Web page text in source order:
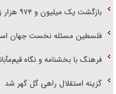
بازگشت یک میلیون و ۹۷۴ هزار زائر اربعین به کشور
فلسطین مسئله نخست جهان
فرهنگ با بخشنامه و نگاه
گزینه استقلال راهی گل گهر شد